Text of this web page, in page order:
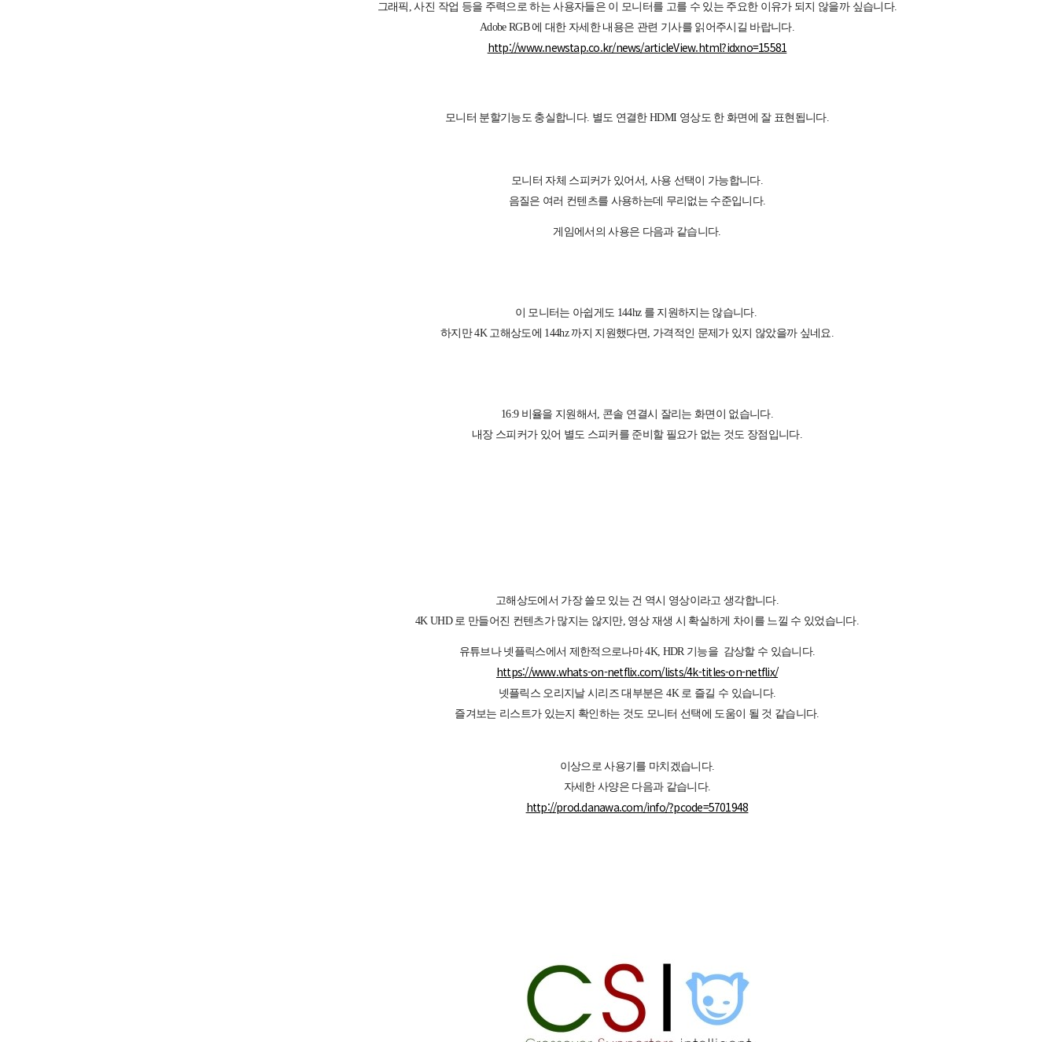
그래픽, 사진 작업 등을 주력으로 하는 사용자들은 이 모니터를 고를 수 있는 주요한 이유가 되지 않을까 싶습니다.
Adobe RGB 에 대한 자세한 내용은 관련 기사를 읽어주시길 바랍니다.
http://www.newstap.co.kr/news/articleView.html?idxno=15581
모니터 분할기능도 충실합니다. 별도 연결한 HDMI 영상도 한 화면에 잘 표현됩니다.
모니터 자체 스피커가 있어서, 사용 선택이 가능합니다.
음질은 여러 컨텐츠를 사용하는데 무리없는 수준입니다.
게임에서의 사용은 다음과 같습니다.
이 모니터는 아쉽게도 144hz 를 지원하지는 않습니다.
하지만 4K 고해상도에 144hz 까지 지원했다면, 가격적인 문제가 있지 않았을까 싶네요.
16:9 비율을 지원해서, 콘솔 연결시 잘리는 화면이 없습니다.
내장 스피커가 있어 별도 스피커를 준비할 필요가 없는 것도 장점입니다.
고해상도에서 가장 쓸모 있는 건 역시 영상이라고 생각합니다.
4K UHD 로 만들어진 컨텐츠가 많지는 않지만, 영상 재생 시 확실하게 차이를 느낄 수 있었습니다.
유튜브나 넷플릭스에서 제한적으로나마 4K, HDR 기능을 감상할 수 있습니다.
https://www.whats-on-netflix.com/lists/4k-titles-on-netflix/
넷플릭스 오리지날 시리즈 대부분은 4K 로 즐길 수 있습니다.
즐겨보는 리스트가 있는지 확인하는 것도 모니터 선택에 도움이 될 것 같습니다.
이상으로 사용기를 마치겠습니다.
자세한 사양은 다음과 같습니다.
http://prod.danawa.com/info/?pcode=5701948